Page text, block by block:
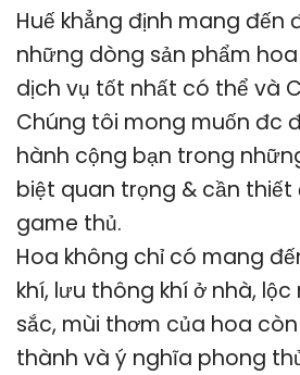
Huế khẳng định mang đến
những dòng sản phẩm
dịch vụ tốt nhất có thể và
Chúng tôi mong muốn đc
hành cộng bạn trong
biệt quan trọng & cần thiết
game thủ.
Hoa không chỉ có mang
khí, lưu thông khí ở nhà,
sắc, mùi thơm của hoa
thành và ý nghĩa phong